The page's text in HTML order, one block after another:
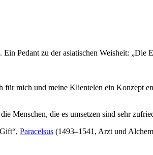
Ein Pedant zu der asiatischen Weisheit: „Die
mich und meine Klientelen ein Konzept
Menschen, die es umsetzen sind sehr
Paracelsus (1493–1541, Arzt und